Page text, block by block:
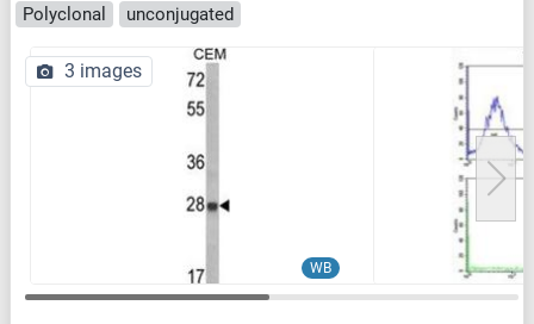
Polyclonal
unconjugated
WB
3 images